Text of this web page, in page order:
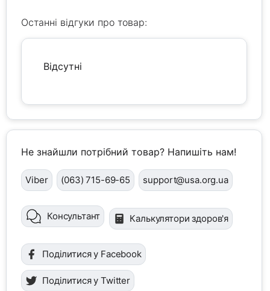
Останні відгуки про товар:
Відсутні
Не знайшли потрібний товар? Напишіть нам!
Viber (063) 715-69-65 support@usa.org.ua
Консультант Калькулятори здоров'я
Поділитися у Facebook
Поділитися у Twitter